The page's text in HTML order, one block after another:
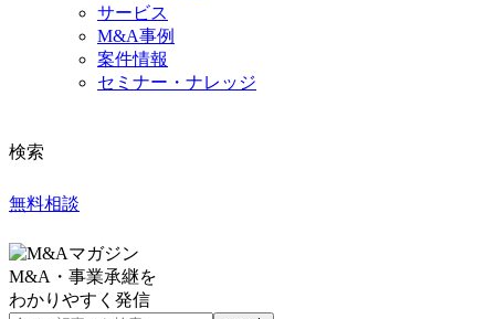
サービス
M&A事例
案件情報
セミナー・ナレッジ
検索
無料相談
M&A・事業承継を
わかりやすく発信